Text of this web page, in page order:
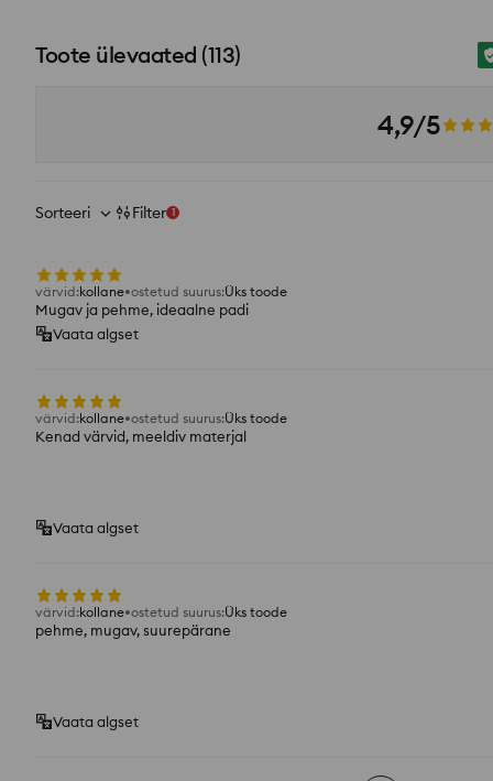
Toote ülevaated (113)
4,9/5
Sorteeri Filter 1
värvid:kollane ostetud suurus:Üks toode
Mugav ja pehme, ideaalne padi
Vaata algset
värvid:kollane ostetud suurus:Üks toode
Kenad värvid, meeldiv materjal
Vaata algset
värvid:kollane ostetud suurus:Üks toode
pehme, mugav, suurepärane
Vaata algset